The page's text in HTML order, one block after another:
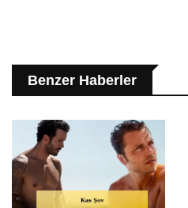
Benzer Haberler